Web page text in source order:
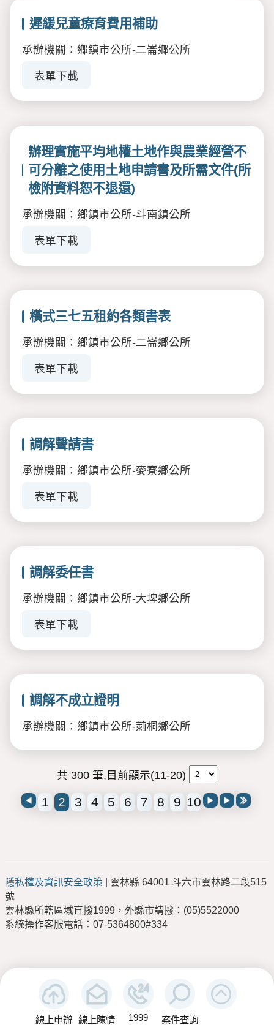
線上申辦 線上陳情 1999 案件查詢
遲緩兒童療育費用補助
承辦機關：鄉鎮市公所-二崙鄉公所
表單下載
辦理實施平均地權土地作與農業經營不
可分離之使用土地申請書及所需文件(所
檢附資料恕不退還)
承辦機關：鄉鎮市公所-斗南鎮公所
表單下載
橫式三七五租約各類書表
承辦機關：鄉鎮市公所-二崙鄉公所
表單下載
調解聲請書
承辦機關：鄉鎮市公所-麥寮鄉公所
表單下載
調解委任書
承辦機關：鄉鎮市公所-大埤鄉公所
表單下載
調解不成立證明
承辦機關：鄉鎮市公所-莿桐鄉公所
共 300 筆,目前顯示(11-20)
1 2 3 4 5 6 7 8 9 10
隱私權及資訊安全政策 | 雲林縣 64001 斗六市雲林路二段515
號
雲林縣所轄區域直撥1999，外縣市請撥：(05)5522000
系統操作客服電話：07-5364800#334